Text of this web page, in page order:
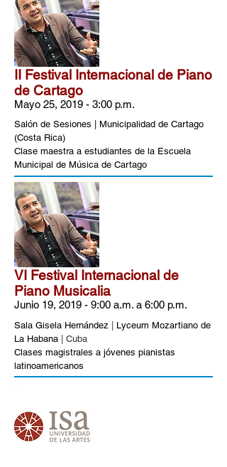
II Festival Internacional de Piano
de Cartago
Mayo 25, 2019 - 3:00 p.m.
Salón de Sesiones
| Municipalidad de Cartago
(Costa Rica)
Clase maestra a estudiantes de la Escuela
Municipal de Música de Cartago
VI Festival Internacional de
Piano Musicalia
Junio 19, 2019 - 9:00 a.m. a 6:00 p.m.
Sala Gisela Hernández | Lyceum Mozartiano de
La Habana | Cuba
Clases magistrales a jóvenes pianistas
latinoamericanos